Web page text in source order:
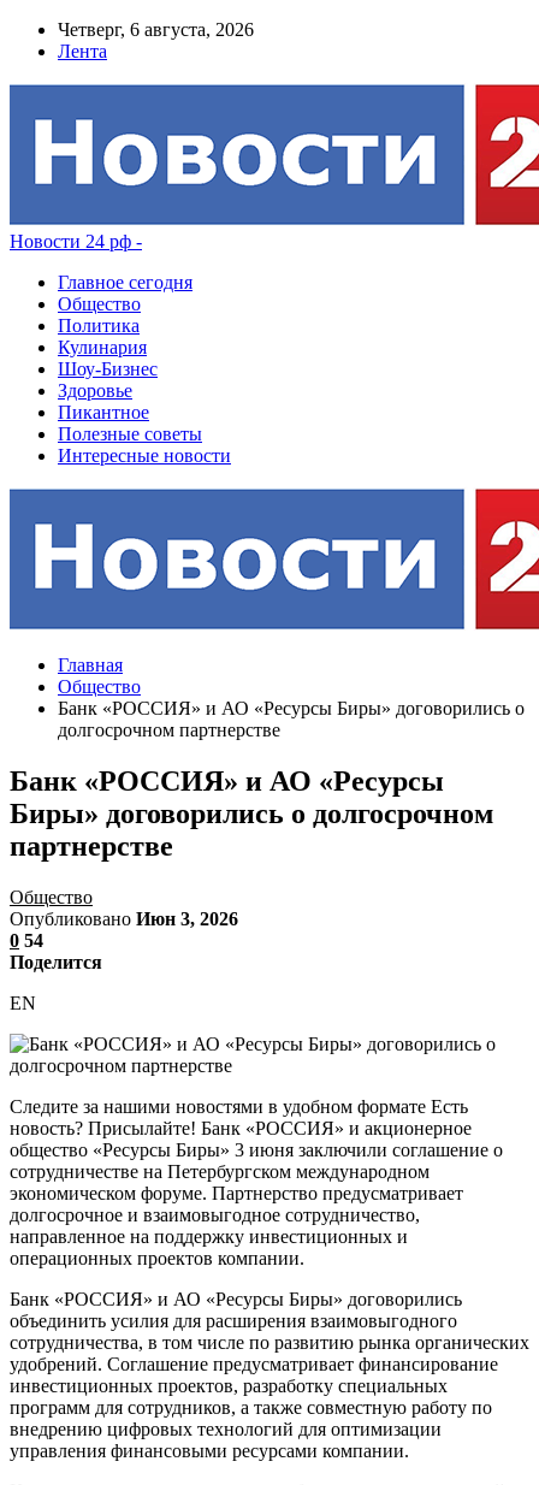
Четверг, 6 августа, 2026
Лента
Новости 24 рф -
Главное сегодня
Общество
Политика
Кулинария
Шоу-Бизнес
Здоровье
Пикантное
Полезные советы
Интересные новости
Главная
Общество
Банк «РОССИЯ» и АО «Ресурсы Биры» договорились о
долгосрочном партнерстве
Банк «РОССИЯ» и АО «Ресурсы
Биры» договорились о долгосрочном
партнерстве
Общество
Опубликовано Июн 3, 2026
0 54
Поделится
EN
Следите за нашими новостями в удобном формате Есть
новость? Присылайте! Банк «РОССИЯ» и акционерное
общество «Ресурсы Биры» 3 июня заключили соглашение о
сотрудничестве на Петербургском международном
экономическом форуме. Партнерство предусматривает
долгосрочное и взаимовыгодное сотрудничество,
направленное на поддержку инвестиционных и
операционных проектов компании.
Банк «РОССИЯ» и АО «Ресурсы Биры» договорились
объединить усилия для расширения взаимовыгодного
сотрудничества, в том числе по развитию рынка органических
удобрений. Соглашение предусматривает финансирование
инвестиционных проектов, разработку специальных
программ для сотрудников, а также совместную работу по
внедрению цифровых технологий для оптимизации
управления финансовыми ресурсами компании.